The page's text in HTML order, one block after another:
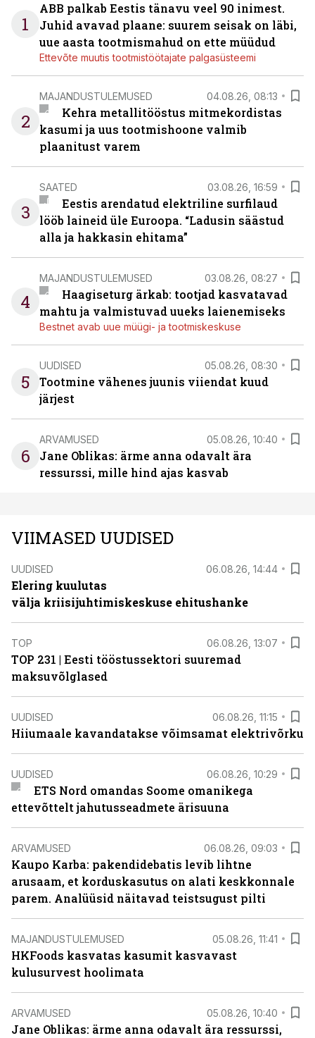
1
ABB palkab Eestis tänavu veel 90 inimest.
Juhid avavad plaane: suurem seisak on läbi,
uue aasta tootmismahud on ette müüdud
Ettevõte muutis tootmistöötajate palgasüsteemi
2
MAJANDUSTULEMUSED 04.08.26, 08:13
Kehra metallitööstus mitmekordistas
kasumi ja uus tootmishoone valmib
plaanitust varem
3
SAATED 03.08.26, 16:59
Eestis arendatud elektriline surfilaud
lööb laineid üle Euroopa. “Ladusin säästud
alla ja hakkasin ehitama”
4
MAJANDUSTULEMUSED 03.08.26, 08:27
Haagiseturg ärkab: tootjad kasvatavad
mahtu ja valmistuvad uueks laienemiseks
Bestnet avab uue müügi- ja tootmiskeskuse
5
UUDISED 05.08.26, 08:30
Tootmine vähenes juunis viiendat kuud
järjest
6
ARVAMUSED 05.08.26, 10:40
Jane Oblikas: ärme anna odavalt ära
ressurssi, mille hind ajas kasvab
VIIMASED UUDISED
UUDISED 06.08.26, 14:44
Elering kuulutas
välja kriisijuhtimiskeskuse ehitushanke
TOP 06.08.26, 13:07
TOP 231 | Eesti tööstussektori suuremad
maksuvõlglased
UUDISED 06.08.26, 11:15
Hiiumaale kavandatakse võimsamat elektrivõrku
UUDISED 06.08.26, 10:29
ETS Nord omandas Soome omanikega
ettevõttelt jahutusseadmete ärisuuna
ARVAMUSED 06.08.26, 09:03
Kaupo Karba: pakendidebatis levib lihtne
arusaam, et korduskasutus on alati keskkonnale
parem. Analüüsid näitavad teistsugust pilti
MAJANDUSTULEMUSED 05.08.26, 11:41
HKFoods kasvatas kasumit kasvavast
kulusurvest hoolimata
ARVAMUSED 05.08.26, 10:40
Jane Oblikas: ärme anna odavalt ära ressurssi,